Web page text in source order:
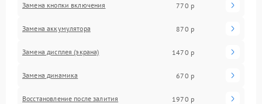
Замена кнопки включения 770 р
Замена аккумулятора 870 р
Замена дисплея (экрана) 1470 р
Замена динамика 670 р
Восстановление после залития 1970 р